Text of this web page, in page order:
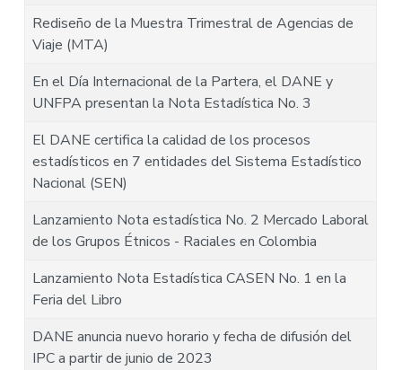
Rediseño de la Muestra Trimestral de Agencias de
Viaje (MTA)
En el Día Internacional de la Partera, el DANE y
UNFPA presentan la Nota Estadística No. 3
El DANE certifica la calidad de los procesos
estadísticos en 7 entidades del Sistema Estadístico
Nacional (SEN)
Lanzamiento Nota estadística No. 2 Mercado Laboral
de los Grupos Étnicos - Raciales en Colombia
Lanzamiento Nota Estadística CASEN No. 1 en la
Feria del Libro
DANE anuncia nuevo horario y fecha de difusión del
IPC a partir de junio de 2023